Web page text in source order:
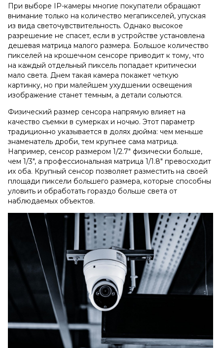
При выборе IP-камеры многие покупатели обращают
внимание только на количество мегапикселей, упуская
из вида светочувствительность. Однако высокое
разрешение не спасет, если в устройстве установлена
дешевая матрица малого размера. Большое количество
пикселей на крошечном сенсоре приводит к тому, что
на каждый отдельный пиксель попадает критически
мало света. Днем такая камера покажет четкую
картинку, но при малейшем ухудшении освещения
изображение станет темным, а детали сольются.
Физический размер сенсора напрямую влияет на
качество съемки в сумерках и ночью. Этот параметр
традиционно указывается в долях дюйма: чем меньше
знаменатель дроби, тем крупнее сама матрица.
Например, сенсор размером 1/2.7" физически больше,
чем 1/3", а профессиональная матрица 1/1.8" превосходит
их оба. Крупный сенсор позволяет разместить на своей
площади пиксели большего размера, которые способны
уловить и обработать гораздо больше света от
наблюдаемых объектов.